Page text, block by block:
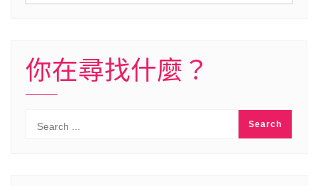
言
你在尋找什麼？